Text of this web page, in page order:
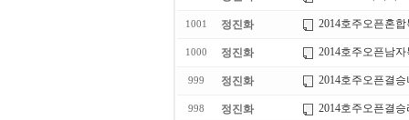
1001 정진화 2014호주오픈혼합
1000 정진화 2014호주오픈남자
999 정진화 2014호주오픈결
998 정진화 2014호주오픈결